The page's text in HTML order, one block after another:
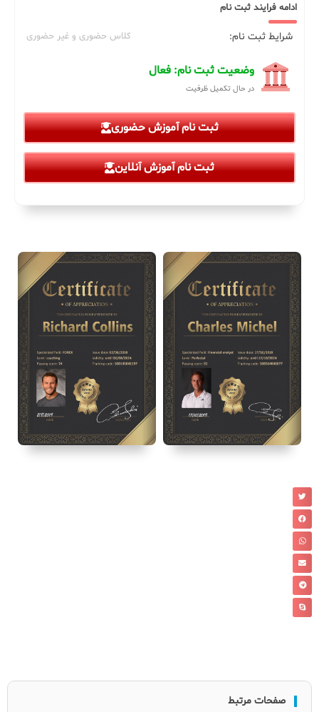
ادامه فرایند ثبت نام
شرایط ثبت نام: کلاس حضوری و غیر حضوری
وضعیت ثبت نام: فعال
در حال تکمیل ظرفیت
ثبت نام آموزش حضوری
ثبت نام آموزش آنلاین
صفحات مرتبط